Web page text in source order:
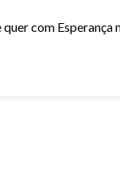
com